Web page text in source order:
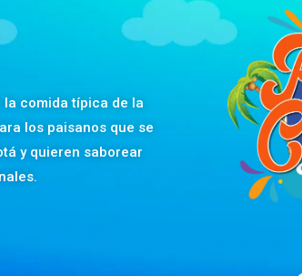
la comida típica de la
los paisanos que se
y quieren saborear